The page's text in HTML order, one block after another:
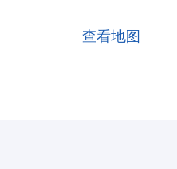
查看地图